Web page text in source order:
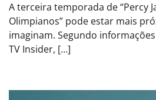
A terceira temporada de “Percy
Olimpianos” pode estar mais
imaginam. Segundo
TV Insider, […]